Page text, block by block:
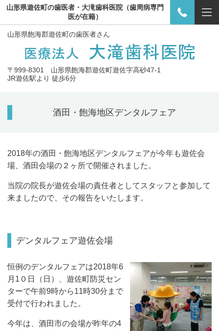
山形県遊佐町の歯医者・大滝歯科医院（歯周病専門
医が在籍）
山形県飽海郡遊佐町の歯医者さん
〒999-8301 山形県飽海郡遊佐町遊佐字高砂47-1
JR遊佐駅より 徒歩6分
酒田・飽海地区デンタルフェア
2018年の酒田・飽海地区デンタルフェアが今年も遊佐会
場、酒田会場の２ヶ所で開催されました。
当院の院長が遊佐会場の責任者としてスタッフと参加して
来ましたので、その報告をいたします。
デンタルフェア遊佐会場
恒例のデンタルフェアは2018年6
月 1 ０日（日）、遊佐町防災セン
ターで午前9時から11時30分まで
受付で行われました。
今年は、酒田市の会場が昨年の4